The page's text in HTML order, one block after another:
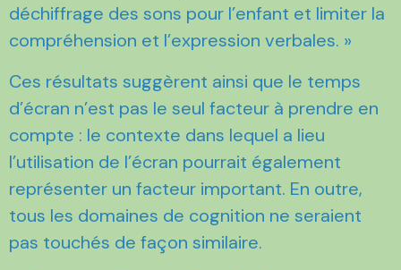
déchiffrage des sons pour l’enfant et limiter la
compréhension et l’expression verbales. »
Ces résultats suggèrent ainsi que le temps
d’écran n’est pas le seul facteur à prendre en
compte : le contexte dans lequel a lieu
l’utilisation de l’écran pourrait également
représenter un facteur important. En outre,
tous les domaines de cognition ne seraient
pas touchés de façon similaire.